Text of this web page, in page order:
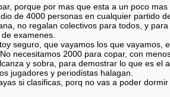
porque por mas que esta a un poco mas
de 4000 personas en cualquier partido
no regalan colectivos para todos, y
examenes.
seguro, que vayamos los que vayamos,
necesitamos 2000 para copar, con
y sobra, para demostrar lo que es el
jugadores y periodistas halagan.
si clasificas, porq no vas a poder